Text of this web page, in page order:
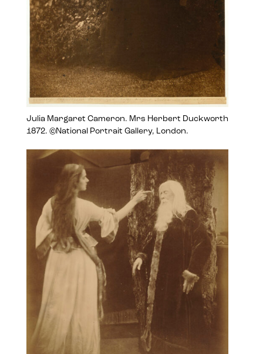
Julia Margaret Cameron. Mrs Herbert Duckworth
1872. ©National Portrait Gallery, London.